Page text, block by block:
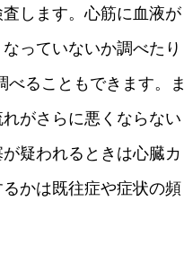
します。心筋に血液が
っていないか調べたり
べることもできます。ま
がさらに悪くならない
疑われるときは心臓カ
かは既往症や症状の頻